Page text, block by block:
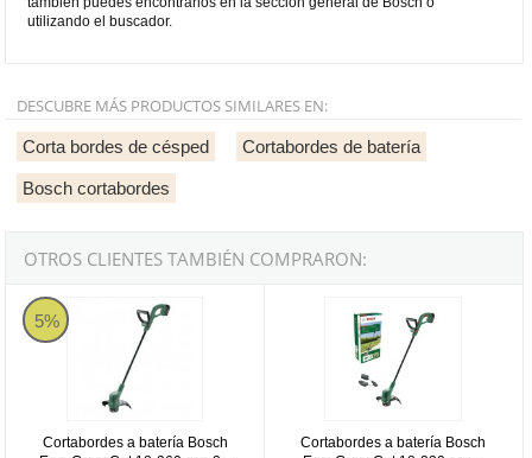
utilizando el buscador.
DESCUBRE MÁS PRODUCTOS SIMILARES EN:
Corta bordes de césped Cortabordes de batería
Bosch cortabordes
OTROS CLIENTES TAMBIÉN COMPRARON:
5%
Cortabordes a batería Bosch
Cortabordes a batería Bosch EasyGrassCut 18-260 con 2 baterías
Cortabordes a batería Bosch